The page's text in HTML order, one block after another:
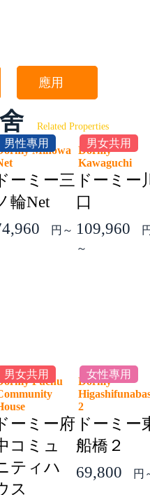
應用
Related Properties
男性專用
Minowa
ドーミー三
輪Net
円～
男女共用
Dormy
Kawaguchi
ドーミー
口
109,960
～
男女共用
Fuchu
ドーミー府
コミュ
ティハ
ス
女性專用
Dormy
2
ドーミー
船橋２
69,800
円